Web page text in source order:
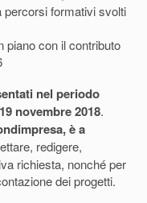
percorsi formativi svolti
piano con il contributo
nel periodo
novembre 2018.
è a
redigere,
richiesta, nonché per
dei progetti.